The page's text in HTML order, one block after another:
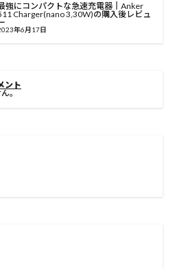
強にコンパクトな急速充電器║Anker
Charger(nano 3,30W)の購入後レビュ
年6月17日
ント
。